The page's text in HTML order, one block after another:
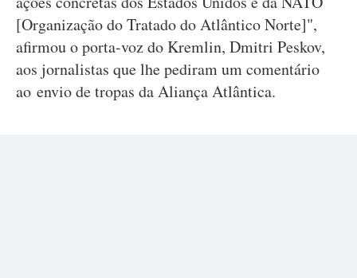
[Organização do Tratado do Atlântico Norte]",
afirmou o porta-voz do Kremlin, Dmitri Peskov,
aos jornalistas que lhe pediram um comentário
ao envio de tropas da Aliança Atlântica.